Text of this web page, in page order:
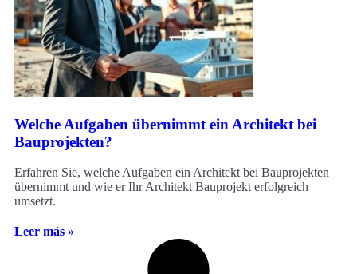
Welche Aufgaben übernimmt ein Architekt bei
Bauprojekten?
Erfahren Sie, welche Aufgaben ein Architekt bei Bauprojekten
übernimmt und wie er Ihr Architekt Bauprojekt erfolgreich
umsetzt.
Leer más »